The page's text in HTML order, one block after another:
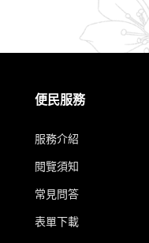
便民服務
服務介紹
閱覽須知
常見問答
表單下載